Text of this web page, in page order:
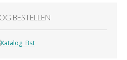
BESTELLEN